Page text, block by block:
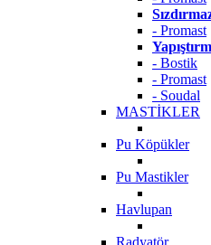
- Promast
- Bostik
- Promast
- Soudal
MASTİKLER
Pu Köpükler
Pu Mastikler
Havlupan
Radyatör